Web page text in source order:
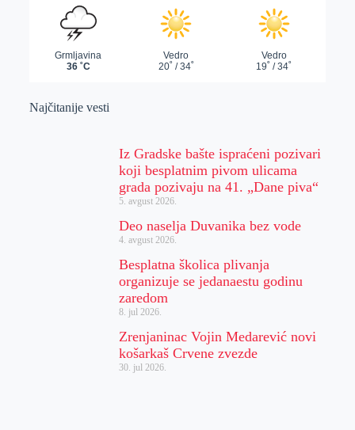
Najčitanije vesti
Iz Gradske bašte ispraćeni pozivari
koji besplatnim pivom ulicama
grada pozivaju na 41. „Dane piva“
5. avgust 2026.
Deo naselja Duvanika bez vode
4. avgust 2026.
Besplatna školica plivanja
organizuje se jedanaestu godinu
zaredom
8. jul 2026.
Zrenjaninac Vojin Medarević novi
košarkaš Crvene zvezde
30. jul 2026.